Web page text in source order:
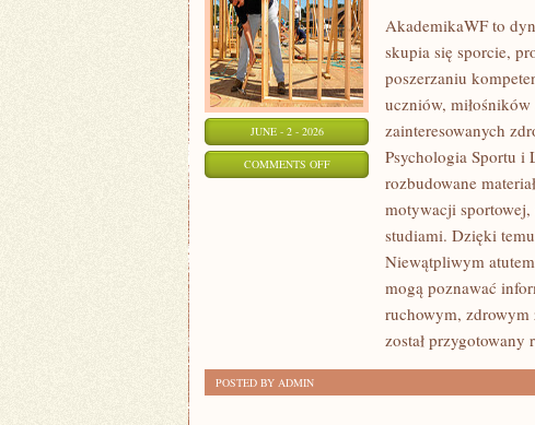
JUNE - 2 - 2026
COMMENTS OFFON
WYDARZENIA
KONFERENCJE
AkademikaWF to
skupia się sporcie,
poszerzaniu
uczniów,
zainteresowanych
Psychologia Sportu i
rozbudowane
motywacji
studiami. Dzięki
Niewątpliwym
mogą poznawać
ruchowym,
został przygotowany
POSTED BY ADMIN